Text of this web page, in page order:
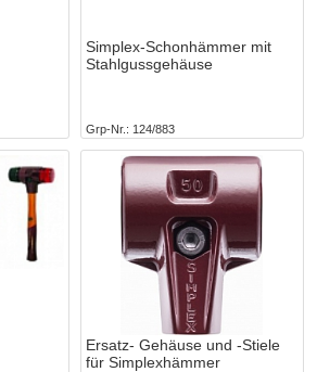
Simplex-Schonhämmer mit
Stahlgussgehäuse
Grp-Nr. 124/883
Ersatz- Gehäuse und -Stiele
für Simplexhämmer